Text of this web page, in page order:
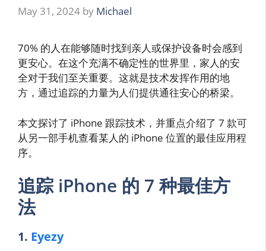
May 31, 2024 by Michael
70% 的人在能够随时找到亲人或保护设备时会感到
更安心。在这个充满不确定性的世界里，家人的安
全对于我们至关重要。这就是技术发挥作用的地
方，通过追踪的力量为人们提供通往安心的桥梁。
本文探讨了 iPhone 跟踪技术，并重点介绍了 7 款可
从另一部手机查看某人的 iPhone 位置的最佳应用程
序。
追踪 iPhone 的 7 种最佳方
法
1. Eyezy